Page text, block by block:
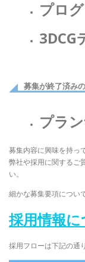
プロ
3DCG
募集が終了済み
プラ
募集内容に興味を持っ
弊社や採用に関するご
い。
細かな募集要項につい
採用情報
採用フローは下記の通